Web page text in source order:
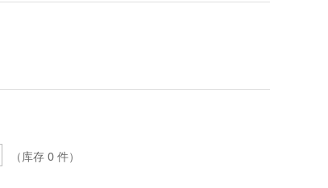
（库存 0件）